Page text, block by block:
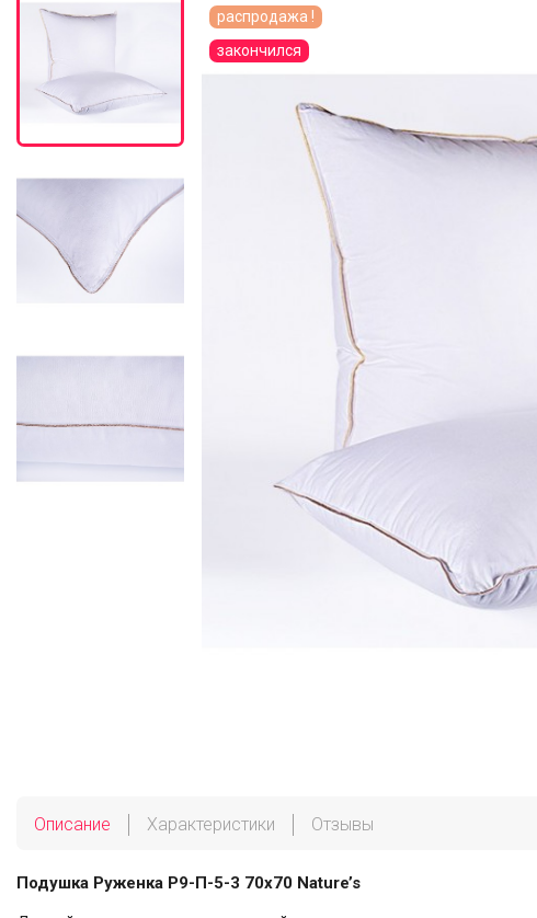
распродажа !
закончился
Описание Характеристики Отзывы
Подушка Руженка Р9-П-5-3 70x70 Nature’s